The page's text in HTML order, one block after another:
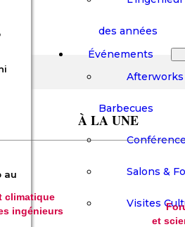
au
des années
Événements
Afterworks
Barbecues
Salons &
Visites
À LA UNE
climatique
ingénieurs
et